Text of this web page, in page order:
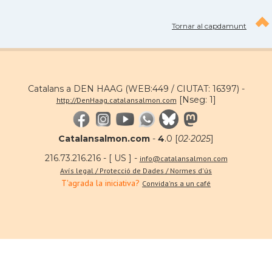
Tornar al capdamunt
Catalans a DEN HAAG (WEB:449 / CIUTAT: 16397) -
http://DenHaag.catalansalmon.com [Nseg: 1]
Catalansalmon.com - 4.0 [02·2025]
216.73.216.216 - [ US ] - info@catalansalmon.com
Avís legal / Protecció de Dades / Normes d'ús
T'agrada la iniciativa? Convida'ns a un café